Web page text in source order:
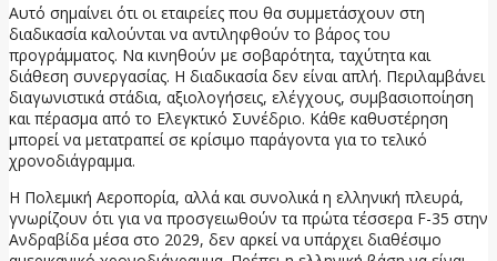
Αυτό σημαίνει ότι οι εταιρείες που θα συμμετάσχουν στη
διαδικασία καλούνται να αντιληφθούν το βάρος του
προγράμματος. Να κινηθούν με σοβαρότητα, ταχύτητα και
διάθεση συνεργασίας. Η διαδικασία δεν είναι απλή. Περιλαμβάνει
διαγωνιστικά στάδια, αξιολογήσεις, ελέγχους, συμβασιοποίηση
και πέρασμα από το Ελεγκτικό Συνέδριο. Κάθε καθυστέρηση
μπορεί να μετατραπεί σε κρίσιμο παράγοντα για το τελικό
χρονοδιάγραμμα.
Η Πολεμική Αεροπορία, αλλά και συνολικά η ελληνική πλευρά,
γνωρίζουν ότι για να προσγειωθούν τα πρώτα τέσσερα F-35 στην
Ανδραβίδα μέσα στο 2029, δεν αρκεί να υπάρχει διαθέσιμο